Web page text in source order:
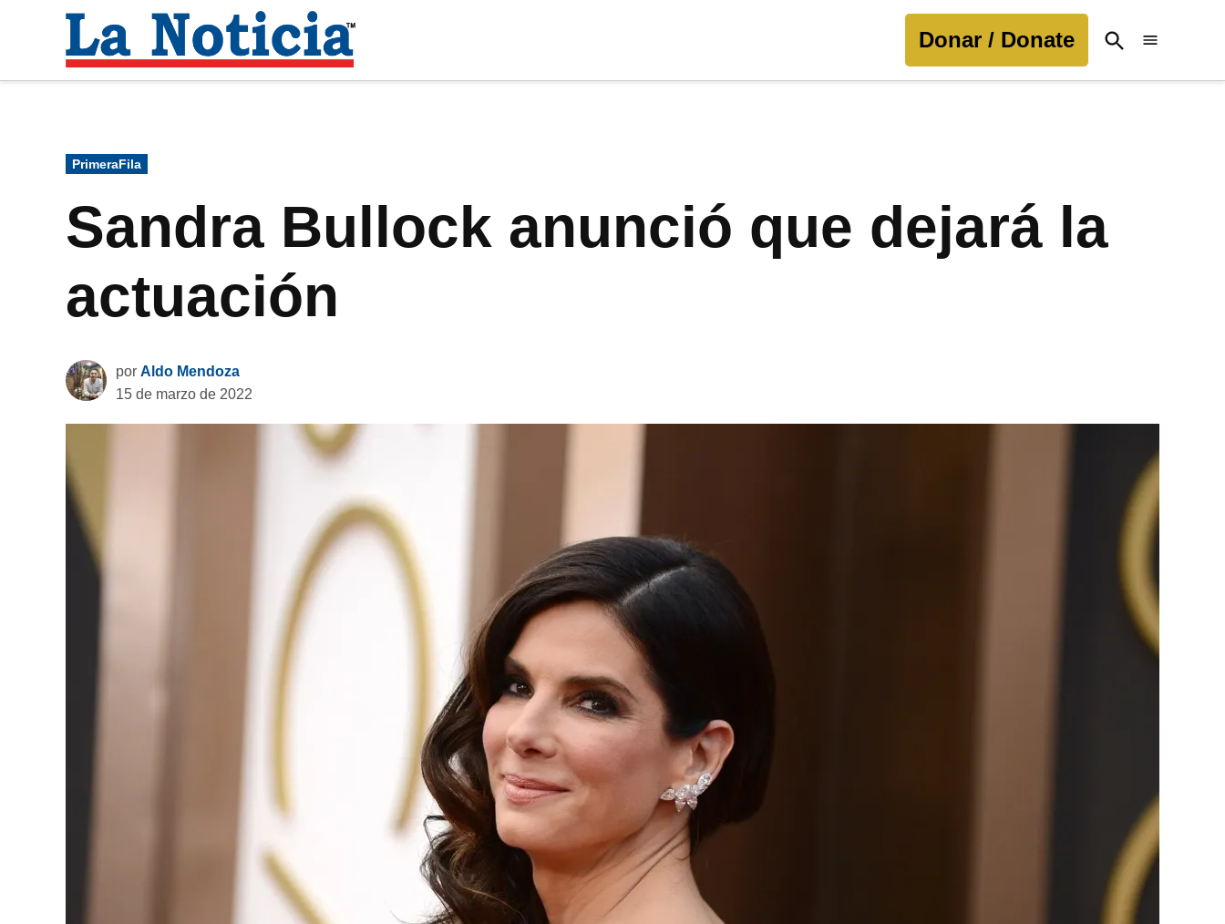
contenido
Noticia
Donar / Donate
Open
Search
Publicado
en
PrimeraFila
Sandra Bullock anunció que dejará la
actuación
por Aldo Mendoza
15 de marzo de 2022